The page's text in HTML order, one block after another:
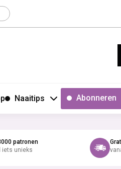
Naaitips Abonneren
patronen
iets unieks